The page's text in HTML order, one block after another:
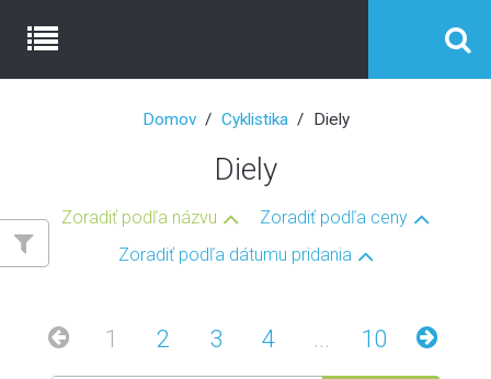
Domov Cyklistika Diely
Diely
Zoradiť podľa názvu
Zoradiť podľa ceny
Zoradiť podľa dátumu pridania
1 2 3 4 ... 10